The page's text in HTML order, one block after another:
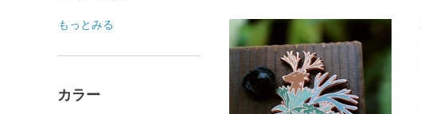
もっとみる
カラー